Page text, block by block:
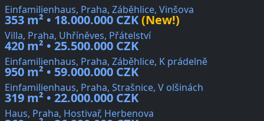
Einfamilienhaus, Praha, Záběhlice, Vinšova
353 m² • 18.000.000 CZK(New!)
Villa, Praha, Uhříněves, Přátelství
420 m² • 25.500.000 CZK
Einfamilienhaus, Praha, Záběhlice, K prádelně
950 m² • 59.000.000 CZK
Einfamilienhaus, Praha, Strašnice, V olšinách
319 m² • 22.000.000 CZK
Haus, Praha, Hostivař, Herbenova